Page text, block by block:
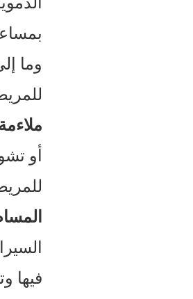
وما
ملاءمة
أو
فيها